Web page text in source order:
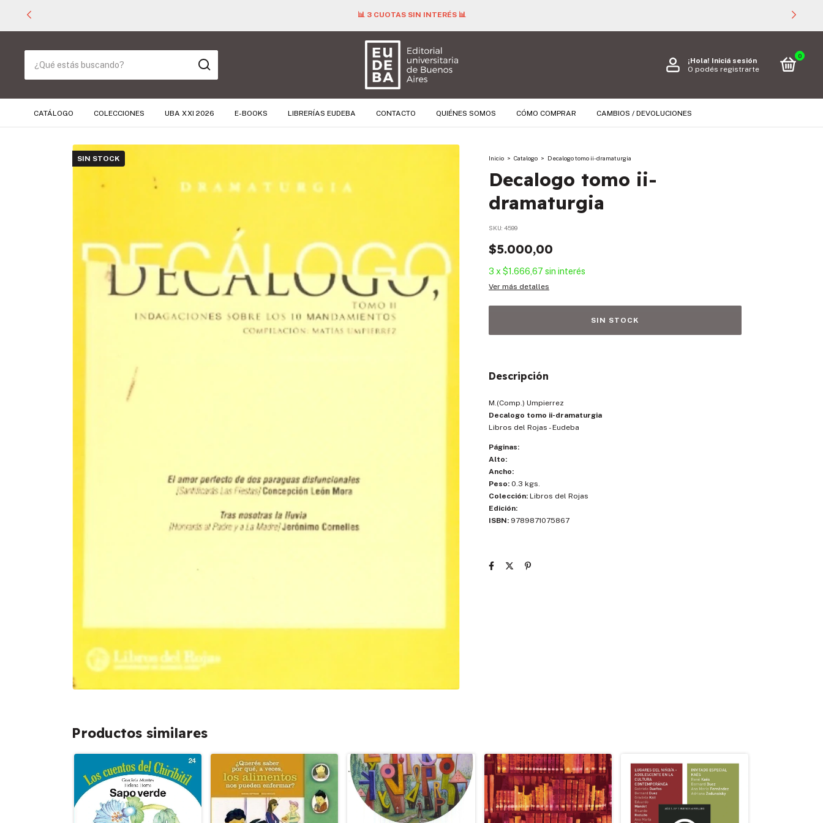
📊 3 CUOTAS SIN INTERÉS 📊
¡Hola! Iniciá sesión
O podés registrarte
0
CATÁLOGO COLECCIONES UBA XXI 2026 E-BOOKS LIBRERÍAS EUDEBA CONTACTO QUIÉNES SOMOS CÓMO COMPRAR CAMBIOS / DEVOLUCIONES
SIN STOCK Inicio > Catalogo > Decalogo tomo ii-dramaturgia
Decalogo tomo ii-
dramaturgia
SKU: 4599
$5.000,00
3 x $1.666,67 sin interés
Ver más detalles
Descripción
M.(Comp.) Umpierrez
Decalogo tomo ii-dramaturgia
Libros del Rojas - Eudeba
Páginas:
Alto:
Ancho:
Peso: 0.3 kgs.
Colección: Libros del Rojas
Edición:
ISBN: 9789871075867
Productos similares